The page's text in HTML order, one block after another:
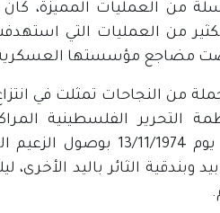
من العمليات المميزة،
عملية دلال المغربي عام 1978، وغيرها الكثير من
مضاجع مؤسستها العسكرية
من النجاحات تمثلت في
التحرير الفلسطينية
المؤسسات والمحافل الدولية الفاعلة. وتتوجت هذه
وبندقية الثائر باليد الأخرى،